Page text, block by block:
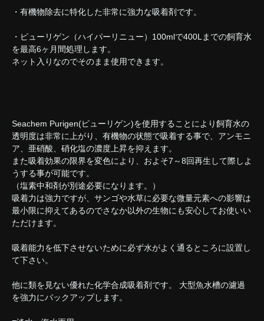
・有機物除去に特化した非常に強力な吸着剤です。
・ピューリゲン（ハイパーリニュー）100mlで400Lまでの飼育水
を最高6ヶ月間処理します。
ネット入りなのでそのまま使用できます。
Seachem Purigen(ピューリゲン)を使用することにより飼育水の
透明度は非常に上がり、有機物の状態で吸着する事で、アンモニ
ア、亜硝酸、硝化塩の濃度上昇を抑えます。
また吸着効果の限界を変色により、およそ7～8回再生して際しよ
うする事が可能です。
（塩素中和剤が別途必要になります。）
吸着力は強力ですが、サンゴや水草に必要な微量元素への影響は
最小限に抑えてあるのでさなか以外の生物にも安心してお使いい
ただけます。
吸着能力を低下させないために必ず水がよく通るところに設置し
て下さい。
他に類を見ない優れた化学合成吸着剤です。 大型魚水槽の濾過
を強力にバックアップします。